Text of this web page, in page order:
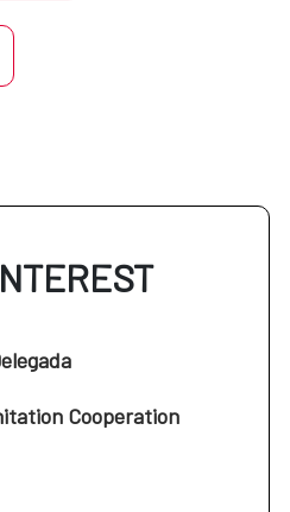
Cooperation